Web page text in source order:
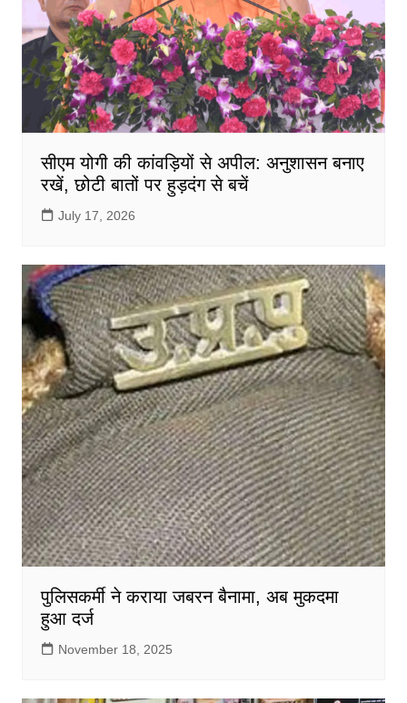
सीएम योगी की कांवड़ियों से अपील: अनुशासन बनाए
रखें, छोटी बातों पर हुड़दंग से बचें
July 17, 2026
पुलिसकर्मी ने कराया जबरन बैनामा, अब मुकदमा
हुआ दर्ज
November 18, 2025